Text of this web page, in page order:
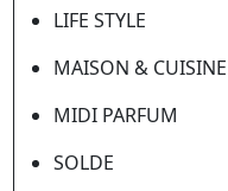
LIFE STYLE
MAISON & CUISINE
MIDI PARFUM
SOLDE